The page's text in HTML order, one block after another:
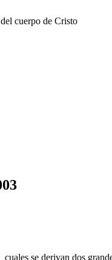
cuerpo de Cristo
se derivan dos